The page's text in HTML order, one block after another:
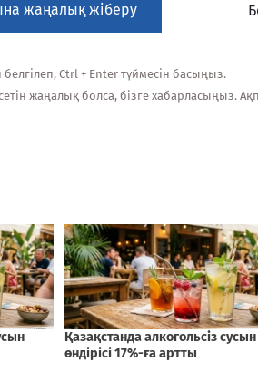
жаңалық жіберу
Ctrl + Enter түймесін басыңыз.
жаңалық болса, бізге хабарласыңыз.